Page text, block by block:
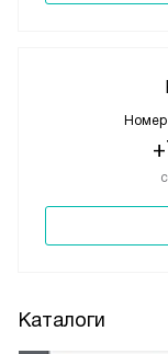
Номер
Каталоги